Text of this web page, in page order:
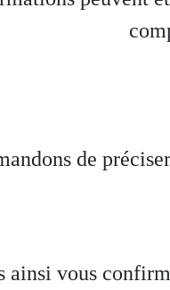
de
ainsi vous